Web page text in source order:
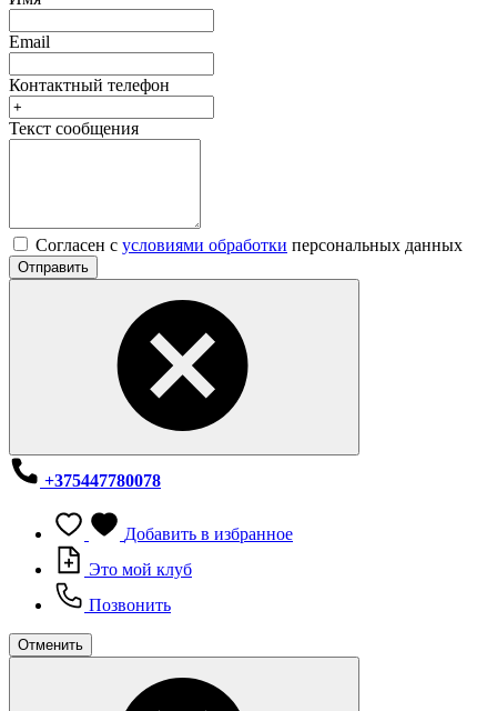
Email
Контактный телефон
Текст сообщения
Согласен с условиями обработки персональных данных
Отправить
+375447780078
Добавить в избранное
Это мой клуб
Позвонить
Отменить